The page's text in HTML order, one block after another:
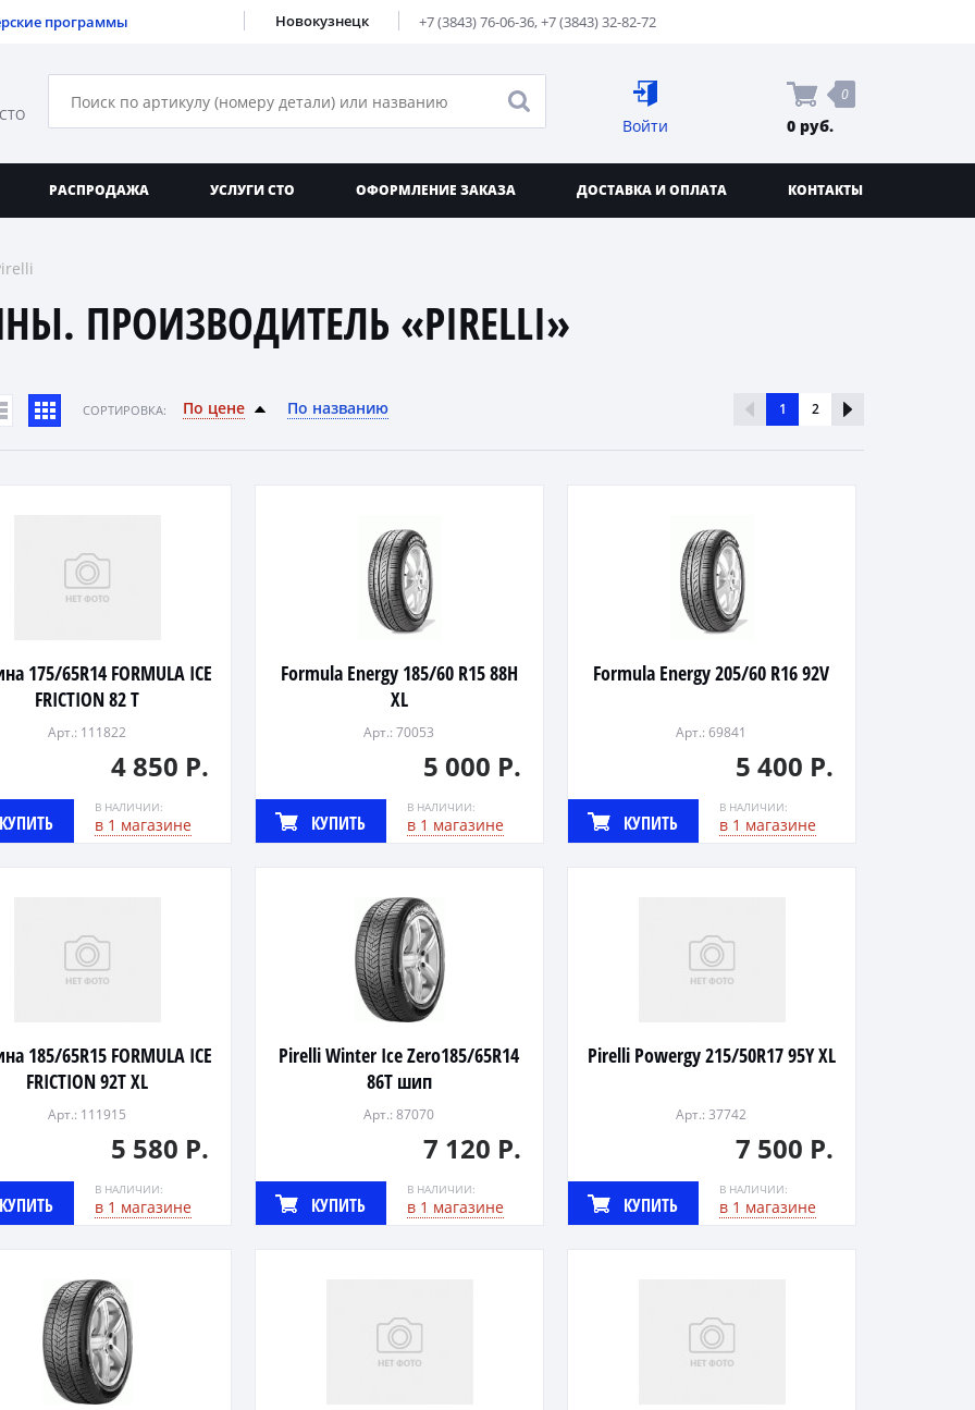
программы Новокузнецк +7 (3843) 76-06-36,+7 (3843) 32-82-72
Войти
0
0 руб.
РАСПРОДАЖА УСЛУГИ СТО ОФОРМЛЕНИЕ ЗАКАЗА ДОСТАВКА И ОПЛАТА КОНТАКТЫ
ПРОИЗВОДИТЕЛЬ «PIRELLI»
CОРТИРОВКА: По цене По названию 1 2
175/65R14 FORMULA ICE
FRICTION 82 Т
Арт.: 111822
4 850 Р.
КУПИТЬ
В НАЛИЧИИ:
в 1 магазине
Formula Energy 185/60 R15 88H
XL
Арт.: 70053
5 000 Р.
КУПИТЬ
В НАЛИЧИИ:
в 1 магазине
Formula Energy 205/60 R16 92V
Арт.: 69841
5 400 Р.
КУПИТЬ
В НАЛИЧИИ:
в 1 магазине
185/65R15 FORMULA ICE
FRICTION 92T XL
Арт.: 111915
5 580 Р.
КУПИТЬ
В НАЛИЧИИ:
в 1 магазине
Pirelli Winter Ice Zero185/65R14
86T шип
Арт.: 87070
7 120 Р.
КУПИТЬ
В НАЛИЧИИ:
в 1 магазине
Pirelli Powergy 215/50R17 95Y XL
Арт.: 37742
7 500 Р.
КУПИТЬ
В НАЛИЧИИ:
в 1 магазине